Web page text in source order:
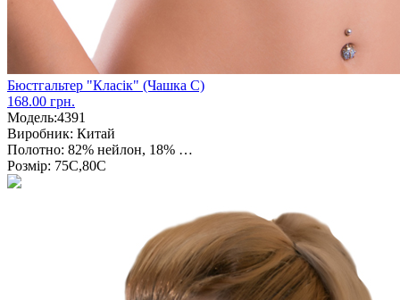
Бюстгальтер "Класік" (Чашка С)
168.00 грн.
Модель:4391
Виробник: Китай
Полотно: 82% нейлон, 18% …
Розмір: 75С,80С